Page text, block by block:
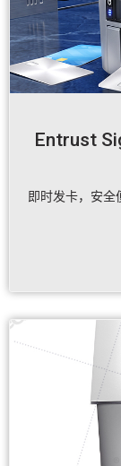
Entrust
即时发卡，安全